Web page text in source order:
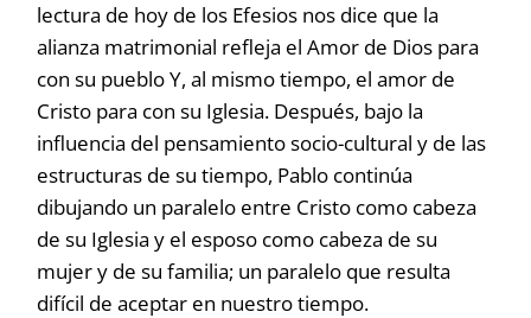
lectura de hoy de los Efesios nos dice que la
alianza matrimonial refleja el Amor de Dios para
con su pueblo Y, al mismo tiempo, el amor de
Cristo para con su Iglesia. Después, bajo la
influencia del pensamiento socio-cultural y de las
estructuras de su tiempo, Pablo continúa
dibujando un paralelo entre Cristo como cabeza
de su Iglesia y el esposo como cabeza de su
mujer y de su familia; un paralelo que resulta
difícil de aceptar en nuestro tiempo.